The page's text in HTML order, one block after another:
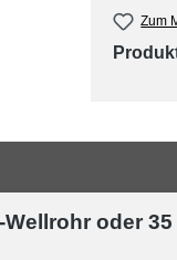
Zum
oder